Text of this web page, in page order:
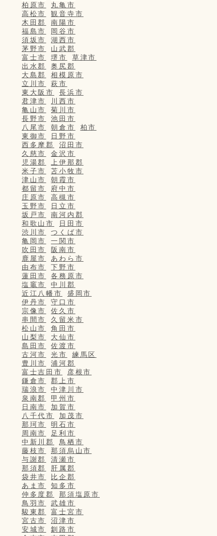
柏原市
丸亀市
高松市
観音寺市
木田郡
南陽市
福島市
岡谷市
須坂市
湖西市
茅野市
山武郡
富士市
堺市
草津市
出水郡
奥尻郡
大島郡
相模原市
立川市
萩市
東大阪市
長浜市
君津市
川西市
亀山市
菊川市
長野市
池田市
八尾市
朝倉市
柏市
東御市
日野市
西多摩郡
沼田市
久慈市
金沢市
児湯郡
上伊那郡
米子市
苫小牧市
津山市
朝霞市
都留市
府中市
庄原市
高槻市
玉野市
日立市
坂戸市
南河内郡
和歌山市
日田市
渋川市
つくば市
亀岡市
一関市
吹田市
阪南市
鹿屋市
あわら市
由布市
下野市
蓮田市
各務原市
塩竈市
中川郡
近江八幡市
盛岡市
伊丹市
守口市
宗像市
佐久市
串間市
久留米市
松山市
角田市
山梨市
大仙市
島田市
佐渡市
古河市
光市
練馬区
豊川市
浦河郡
富士吉田市
彦根市
鎌倉市
郡上市
瑞浪市
中津川市
泉南郡
甲州市
日南市
加賀市
八千代市
加茂市
那珂市
明石市
周南市
足利市
中新川郡
鳥栖市
藤枝市
那須烏山市
与謝郡
清瀬市
那須郡
肝属郡
袋井市
比企郡
あま市
知多市
仲多度郡
那須塩原市
鳥羽市
武雄市
駿東郡
富士宮市
宮古市
沼津市
安城市
釧路市